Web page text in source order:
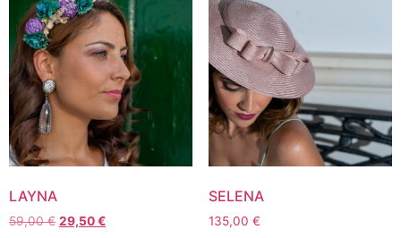
LAYNA
59,00€ 29,50€
SELENA
135,00 €